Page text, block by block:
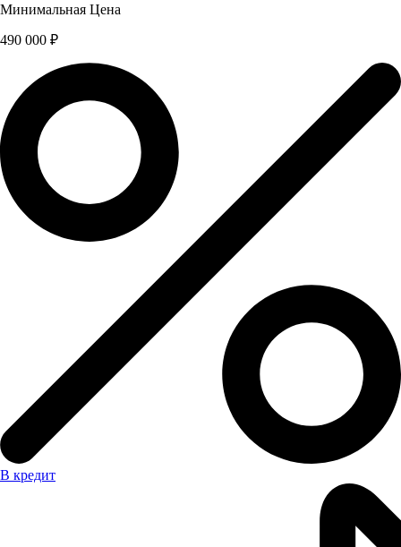
Минимальная Цена
490 000 ₽
В кредит